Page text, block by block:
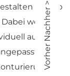
und so
werden
auf die
Vorher Nachher >